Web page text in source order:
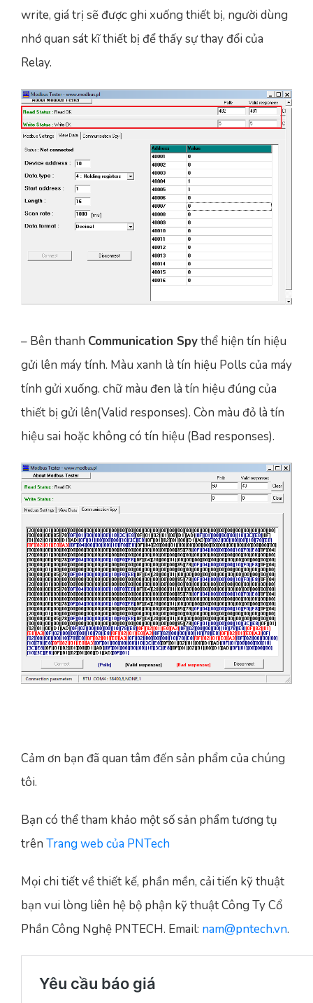
write, giá trị sẽ được ghi xuống thiết bị, người dùng
nhớ quan sát kĩ thiết bị để thấy sự thay đổi của
Relay.
– Bên thanh Communication Spythể hiện tín hiệu
gửi lên máy tính. Màu xanh là tín hiệu Polls của máy
tính gửi xuống. chữ màu đen là tín hiệu đúng của
thiết bị gửi lên(Valid responses). Còn màu đỏ là tín
hiệu sai hoặc không có tín hiệu (Bad responses).
Cảm ơn bạn đã quan tâm đến sản phẩm của chúng
tôi.
Bạn có thể tham khảo một số sản phẩm tương tụ
trên Trang web của PNTech
Mọi chi tiết về thiết kế, phần mền, cải tiến kỹ thuật
bạn vui lòng liên hệ bộ phận kỹ thuật Công Ty Cổ
Phần Công Nghệ PNTECH. Email: nam@pntech.vn.